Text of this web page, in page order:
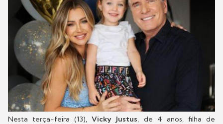
Nesta terça-feira (13),Vicky Justus, de 4 anos, filha de